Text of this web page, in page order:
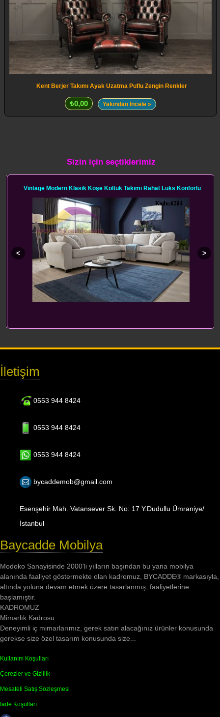
Kent Berjer Takımı Ayak Uzatma Puflu Zengin Renkler
₺0,00 Yakından İncele »
Sizin için seçtiklerimiz
Vintage Modern Klasik Köşe Koltuk Takımı Rahat Lüks Konforlu
İletişim
0553 944 8424
0553 944 8424
0553 944 8424
bycaddemob@gmail.com
Esenşehir Mah. Vatansever Sk. No: 17 Y.Dudullu Ümraniye/
İstanbul
Baycadde Mobilya
Modoko Sanayisinde 2000'li yılların başından bu yana mobilya
alanında faaliyet göstermekte olan kadromuz, BYCADDE® markasıyla,
altında yoluna devam etmek üzere tasarlanmış, faaliyetlerine
başlamıştır.
KADROMUZ
Mimarlık Kadrosu
Deneyimli iç mimarlarımız, gerek satın alacağınız ürünler konusunda
gerekse size özel tasarım konusunda size...
Kullanım Koşulları
Çerezler ve Gizlilik
Mesafeli Satış Sözleşmesi
İade Koşulları